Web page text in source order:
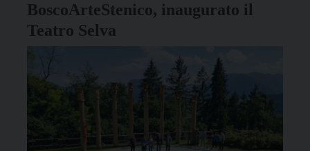
BoscoArteStenico, inaugurato il
Teatro Selva